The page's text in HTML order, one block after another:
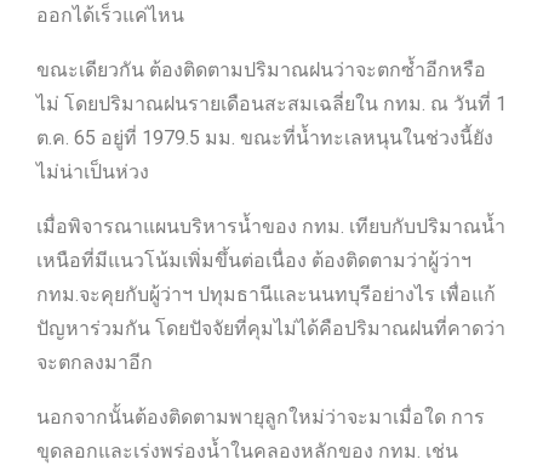
ออกได้เร็วแค่ไหน
ขณะเดียวกัน ต้องติดตามปริมาณฝนว่าจะตกซ้ำอีกหรือ
ไม่ โดยปริมาณฝนรายเดือนสะสมเฉลี่ยใน กทม. ณ วันที่ 1
ต.ค. 65 อยู่ที่ 1979.5 มม. ขณะที่น้ำทะเลหนุนในช่วงนี้ยัง
ไม่น่าเป็นห่วง
เมื่อพิจารณาแผนบริหารน้ำของ กทม. เทียบกับปริมาณน้ำ
เหนือที่มีแนวโน้มเพิ่มขึ้นต่อเนื่อง ต้องติดตามว่าผู้ว่าฯ
กทม.จะคุยกับผู้ว่าฯ ปทุมธานีและนนทบุรีอย่างไร เพื่อแก้
ปัญหาร่วมกัน โดยปัจจัยที่คุมไม่ได้คือปริมาณฝนที่คาดว่า
จะตกลงมาอีก
นอกจากนั้นต้องติดตามพายุลูกใหม่ว่าจะมาเมื่อใด การ
ขุดลอกและเร่งพร่องน้ำในคลองหลักของ กทม. เช่น